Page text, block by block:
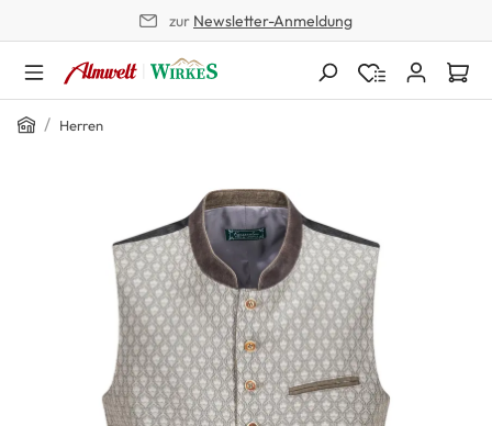
zur Newsletter-Anmeldung
Home
/ Herren